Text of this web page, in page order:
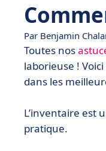
Par Benjamin
Toutes nos
laborieuse !
dans les
L’inventaire est
pratique.